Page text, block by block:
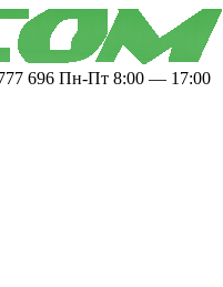
696 Пн-Пт 8:00 — 17:00